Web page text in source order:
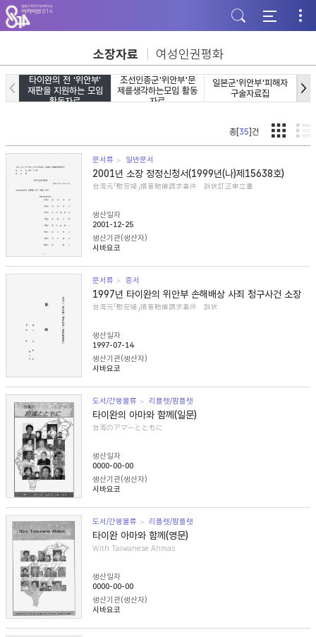
주
메
뉴
가
기
본
문
바
기
하
단
바
기
소장자료 여성인권평화
타이완의 전 ‘위안부’
재판을 지원하는 모임
활동자료
조선인종군'위안부'문
제를생각하는모임 활동
자료
일본군'위안부'피해자
구술자료집
일
총[35]건
문서류 일반문서
2001년 소장 정정신청서(1999년(나)제15638호)
台湾元「慰安婦」損害賠償請求事件 訴状訂正申立書
생산일자
2001-12-25
생산기관(생산자)
시바요코
문서류 증서
1997년 타이완의 위안부 손해배상 사죄 청구사건 소장
台湾元「慰安婦」損害賠償請求事件 訴状
생산일자
1997-07-14
생산기관(생산자)
시바요코
도서/간행물류 리플렛/팜플렛
타이완의 아마와 함께(일문)
台湾のアマーとともに
생산일자
0000-00-00
생산기관(생산자)
시바요코
도서/간행물류 리플렛/팜플렛
타이완 아마와 함께(영문)
With Taiwanese Ahmas
생산일자
0000-00-00
생산기관(생산자)
시바요코